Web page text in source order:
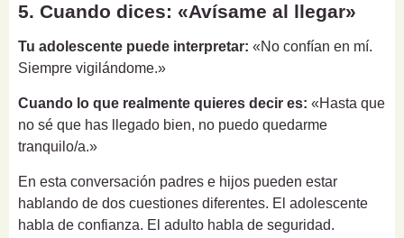
5. Cuando dices: «Avísame al llegar»
Tu adolescente puede interpretar: «No confían en mí.
Siempre vigilándome.»
Cuando lo que realmente quieres decir es: «Hasta que
no sé que has llegado bien, no puedo quedarme
tranquilo/a.»
En esta conversación padres e hijos pueden estar
hablando de dos cuestiones diferentes. El adolescente
habla de confianza. El adulto habla de seguridad.